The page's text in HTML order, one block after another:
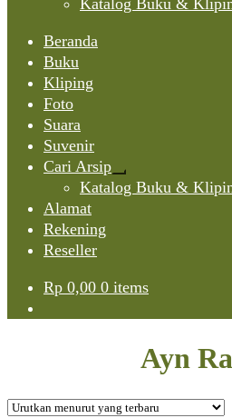
Katalog Buku &
Beranda
Buku
Kliping
Foto
Suara
Suvenir
Cari Arsip
Expand
child
Katalog Buku &
Alamat
Rekening
Reseller
Rp 0,00 0 items
Ayn